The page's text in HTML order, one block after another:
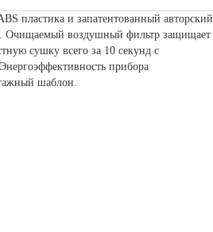
пластика и запатентованный авторский
Очищаемый воздушный фильтр защищает
сушку всего за 10 секунд с
прибора
шаблон.